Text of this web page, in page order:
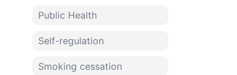
Public Health
Self-regulation
Smoking cessation